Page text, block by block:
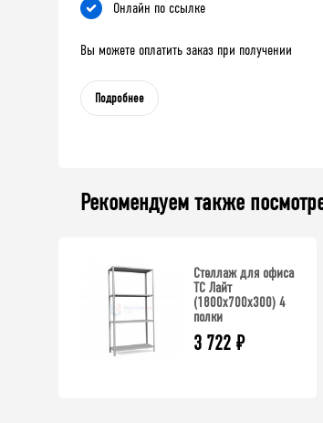
Онлайн по ссылке
Вы можете оплатить заказ при получении
Подробнее
Рекомендуем также
Стеллаж для офиса
ТС Лайт
(1800x700x300) 4
полки
3 722 ₽